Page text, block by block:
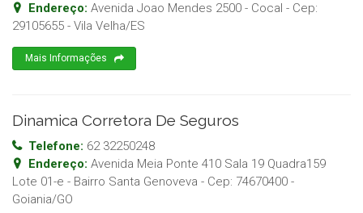
Endereço: Avenida Joao Mendes 2500 - Cocal - Cep:
29105655 - Vila Velha/ES
Mais Informações
Dinamica Corretora De Seguros
Telefone: 62 32250248
Endereço: Avenida Meia Ponte 410 Sala 19 Quadra159
Lote 01-e - Bairro Santa Genoveva - Cep: 74670400 -
Goiania/GO